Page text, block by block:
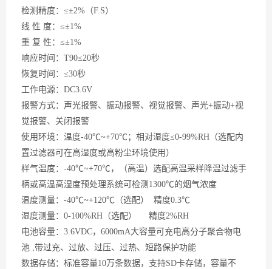
检测精度： ≤±2%（F.S）
线 性 度：≤±1%
重 复 性：≤±1%
响应时间： T90≤20秒
恢复时间： ≤30秒
工作电源： DC3.6V
报警方式：声光报警、振动报警、视觉报警、声光+振动+视
觉报警、关闭报警
使用环境：温度-40℃~+70℃；相对湿度≤0-99%RH（选配内
置过滤器可在高湿度或高粉尘环境使用）
样气温度： -40℃~+70℃， （高温） 选配高温采样降温过滤手
柄或高温高湿度预处理系统可检测 1300℃的烟气浓度
温度测量： -40℃~+120℃（选配） 精度0.3℃
湿度测量： 0-100%RH（选配） 精度2%RH
电池容量： 3.6VDC，6000mA大容量可充电高分子聚合物电
池 ,带过充、过放、过压、过热、短路保护功能
数据存储：标准容量10万条数据，支持SD卡存储，容量不